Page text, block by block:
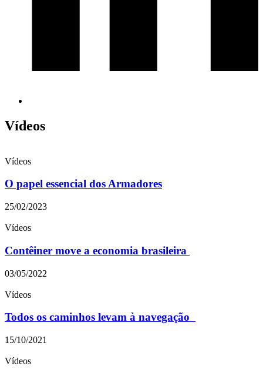
Vídeos
Vídeos
O papel essencial dos Armadores
25/02/2023
Vídeos
Contêiner move a economia brasileira
03/05/2022
Vídeos
Todos os caminhos levam à navegação
15/10/2021
Vídeos